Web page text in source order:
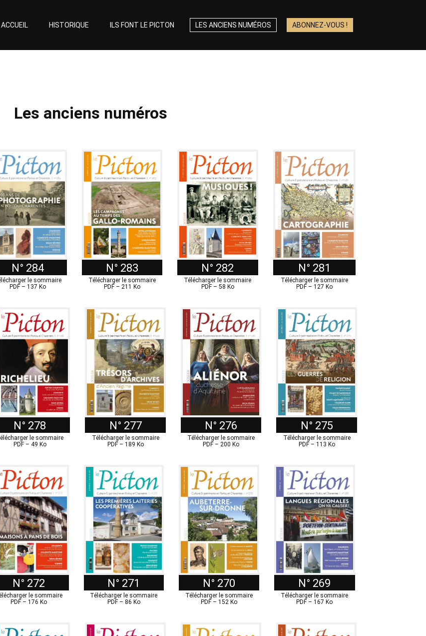
ACCUEIL HISTORIQUE ILS FONT LE PICTON LES ANCIENS NUMÉROS ABONNEZ-VOUS !
Les anciens numéros
N° 284
le sommaire
PDF – 137 Ko
N° 283
Télécharger le sommaire
PDF – 211 Ko
N° 282
Télécharger le sommaire
PDF – 58 Ko
N° 281
Télécharger le sommaire
PDF – 127 Ko
N° 278
le sommaire
PDF – 49 Ko
N° 277
Télécharger le sommaire
PDF – 189 Ko
N° 276
Télécharger le sommaire
PDF – 200 Ko
N° 275
Télécharger le sommaire
PDF – 113 Ko
N° 272
le sommaire
PDF – 176 Ko
N° 271
Télécharger le sommaire
PDF – 86 Ko
N° 270
Télécharger le sommaire
PDF – 152 Ko
N° 269
Télécharger le sommaire
PDF – 167 Ko